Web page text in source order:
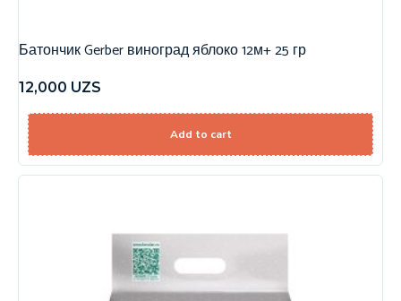
Батончик Gerber виноград яблоко 12м+ 25 гр
12,000 UZS
Add to cart